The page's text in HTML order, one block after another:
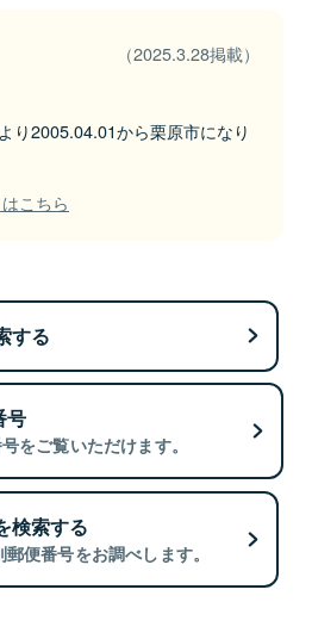
（2025.3.28掲載）
り2005.04.01から栗原市になり
こちら
する
号
をご覧いただけます。
検索する
便番号をお調べします。